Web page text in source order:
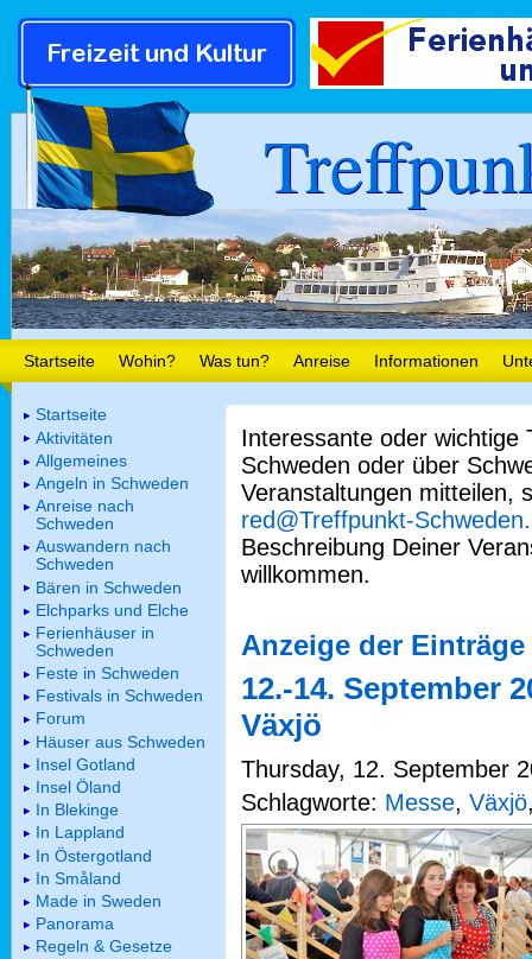
Startseite Wohin? Was tun? Anreise Informationen
Interessante oder wichtige
Schweden oder über
Veranstaltungen mitteilen,
red@Treffpunkt-
Beschreibung Deiner
willkommen.
Anzeige der
12.-14. September
Växjö
Thursday, 12. September
Schlagworte: Messe, Växjö
Startseite
Aktivitäten
Allgemeines
Angeln in Schweden
Anreise nach
Schweden
Auswandern nach
Schweden
Bären in Schweden
Elchparks und Elche
Ferienhäuser in
Schweden
Feste in Schweden
Festivals in Schweden
Forum
Häuser aus Schweden
Insel Gotland
Insel Öland
In Blekinge
In Lappland
In Östergotland
In Småland
Made in Sweden
Panorama
Regeln & Gesetze